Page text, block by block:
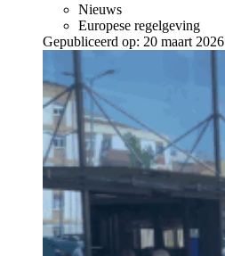
Nieuws
Europese regelgeving
Gepubliceerd op: 20 maart 2026